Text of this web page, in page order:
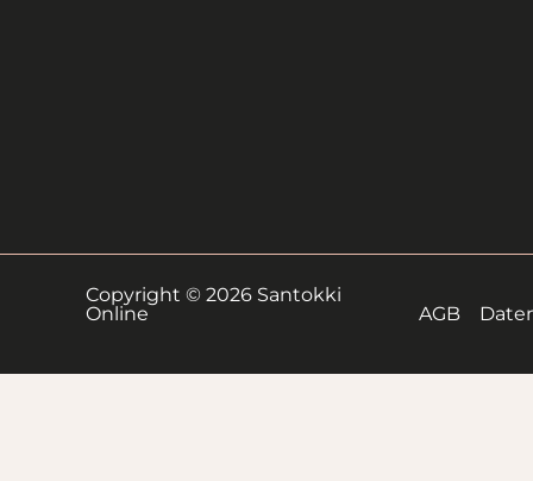
Copyright © 2026 Santokki
Online
AGB